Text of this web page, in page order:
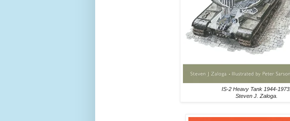
IS-2 Heavy Tank 1944-1973.
Steven J. Zaloga.